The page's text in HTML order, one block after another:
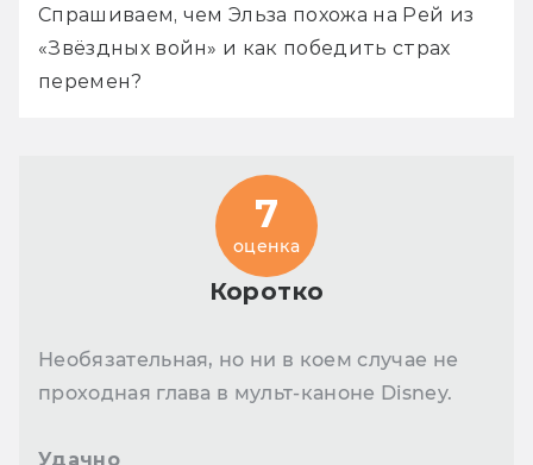
Спрашиваем, чем Эльза похожа на Рей из
«Звёздных войн» и как победить страх
перемен?
Коротко
7
оценка
Необязательная, но ни в коем случае не
проходная глава в мульт-каноне Disney.
Удачно